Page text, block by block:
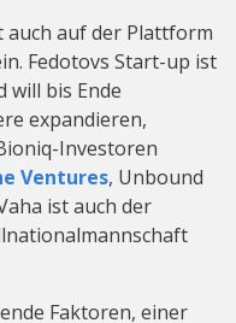
auch auf der Plattform
Fedotovs Start-up ist
will bis Ende
expandieren,
Investoren
Ventures, Unbound
ist auch der
Faktoren, einer